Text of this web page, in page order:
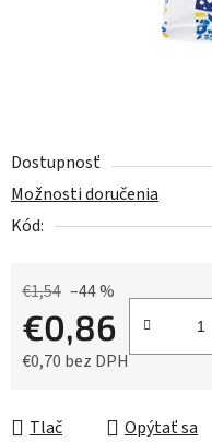
Dostupnosť
Možnosti doručenia
Kód:
€1,54 –44 %
€0,86
€0,70 bez DPH
Tlač Opýtať sa